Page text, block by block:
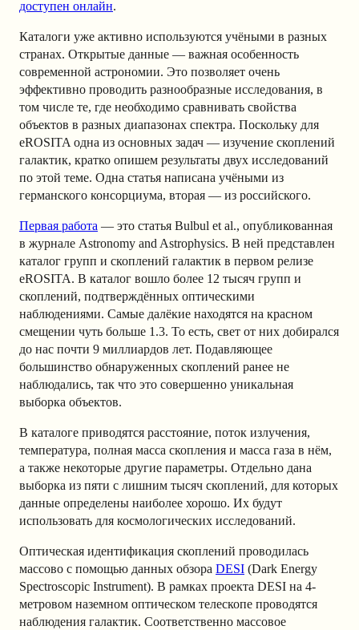
доступен онлайн.
Каталоги уже активно используются учёными в разных
странах. Открытые данные — важная особенность
современной астрономии. Это позволяет очень
эффективно проводить разнообразные исследования, в
том числе те, где необходимо сравнивать свойства
объектов в разных диапазонах спектра. Поскольку для
eROSITA одна из основных задач — изучение скоплений
галактик, кратко опишем результаты двух исследований
по этой теме. Одна статья написана учёными из
германского консорциума, вторая — из российского.
Первая работа — это статья Bulbul et al., опубликованная
в журнале Astronomy and Astrophysics. В ней представлен
каталог групп и скоплений галактик в первом релизе
eROSITA. В каталог вошло более 12 тысяч групп и
скоплений, подтверждённых оптическими
наблюдениями. Самые далёкие находятся на красном
смещении чуть больше 1.3. То есть, свет от них добирался
до нас почти 9 миллиардов лет. Подавляющее
большинство обнаруженных скоплений ранее не
наблюдались, так что это совершенно уникальная
выборка объектов.
В каталоге приводятся расстояние, поток излучения,
температура, полная масса скопления и масса газа в нём,
а также некоторые другие параметры. Отдельно дана
выборка из пяти с лишним тысяч скоплений, для которых
данные определены наиболее хорошо. Их будут
использовать для космологических исследований.
Оптическая идентификация скоплений проводилась
массово с помощью данных обзора DESI (Dark Energy
Spectroscopic Instrument). В рамках проекта DESI на 4-
метровом наземном оптическом телескопе проводятся
наблюдения галактик. Соответственно массовое